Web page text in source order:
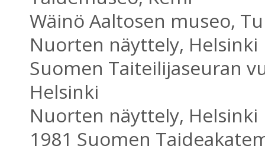
Wäinö Aaltosen museo,
Nuorten näyttely, Helsinki
Suomen Taiteilijaseuran
Helsinki
Nuorten näyttely, Helsinki
1981 Suomen